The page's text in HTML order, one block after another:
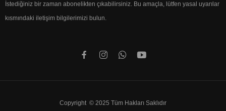
İstediğiniz bir zaman abonelikten çıkabilirsiniz. Bu amaçla, lütfen yasal uyarılar
kısmındaki iletişim bilgilerimizi bulun.
Copyright © 2025 Tüm Hakları Saklıdır